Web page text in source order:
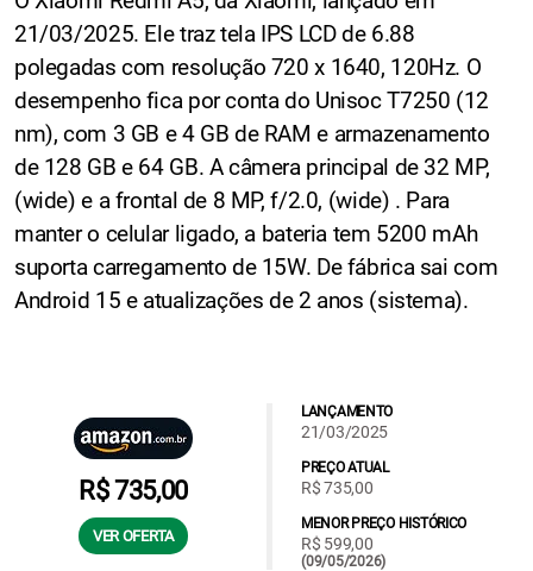
R$ 735,00
VER OFERTA
LANÇAMENTO
21/03/2025
PREÇO ATUAL
R$ 735,00
MENOR PREÇO HISTÓRICO
R$ 599,00
(09/05/2026)
21/03/2025. Ele traz tela IPS LCD de 6.88
polegadas com resolução 720 x 1640, 120Hz. O
desempenho fica por conta do Unisoc T7250 (12
nm), com 3 GB e 4 GB de RAM e armazenamento
de 128 GB e 64 GB. A câmera principal de 32 MP,
(wide) e a frontal de 8 MP, f/2.0, (wide) . Para
manter o celular ligado, a bateria tem 5200 mAh
suporta carregamento de 15W. De fábrica sai com
Android 15 e atualizações de 2 anos (sistema).